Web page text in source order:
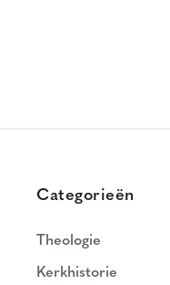
Categorieën
Theologie
Kerkhistorie